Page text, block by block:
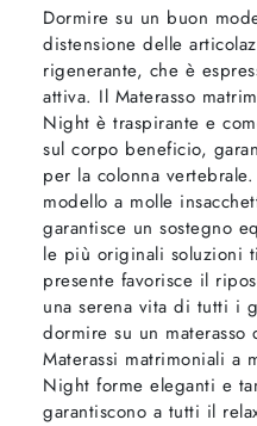
Dormire su un buon
distensione delle
rigenerante, che è
attiva. Il Materasso
Night è traspirante e
sul corpo beneficio,
per la colonna
modello a molle
garantisce un sostegno
le più originali soluzioni
presente favorisce il
una serena vita di tutti i
dormire su un
Materassi matrimoniali a
Night forme eleganti e
garantiscono a tutti il